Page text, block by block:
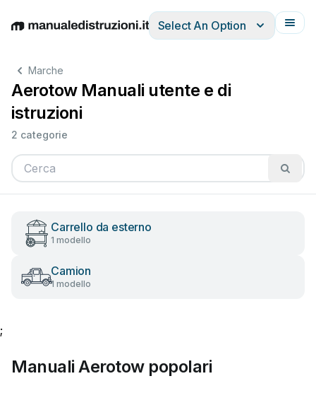
EnglishDeutschEspañolItalianoFrançais
Select An Option
Marche
Aerotow Manuali utente e di
istruzioni
2 categorie
Carrello da esterno
1 modello
Camion
1 modello
;
Manuali Aerotow popolari